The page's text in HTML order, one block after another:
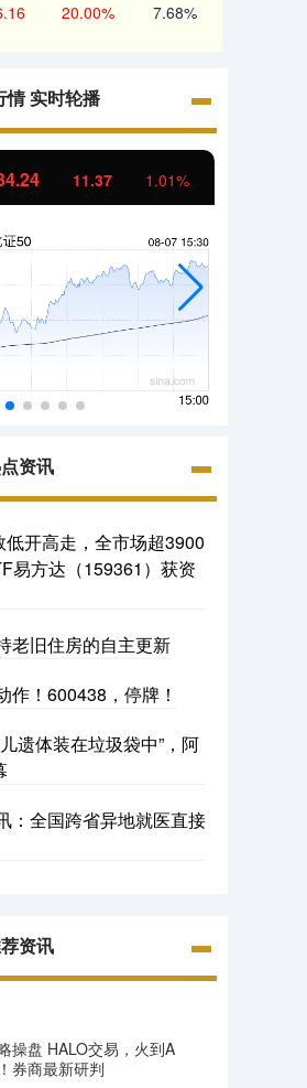
20.00% 7.68%
情 实时轮播
11.37 1.01%
资讯
开高走，全市场超3900
易方达（159361）获资
老旧住房的自主更新
作！600438，停牌！
遗体装在垃圾袋中”，阿
：全国跨省异地就医直接
资讯
操盘 HALO交易，火到A
券商最新研判